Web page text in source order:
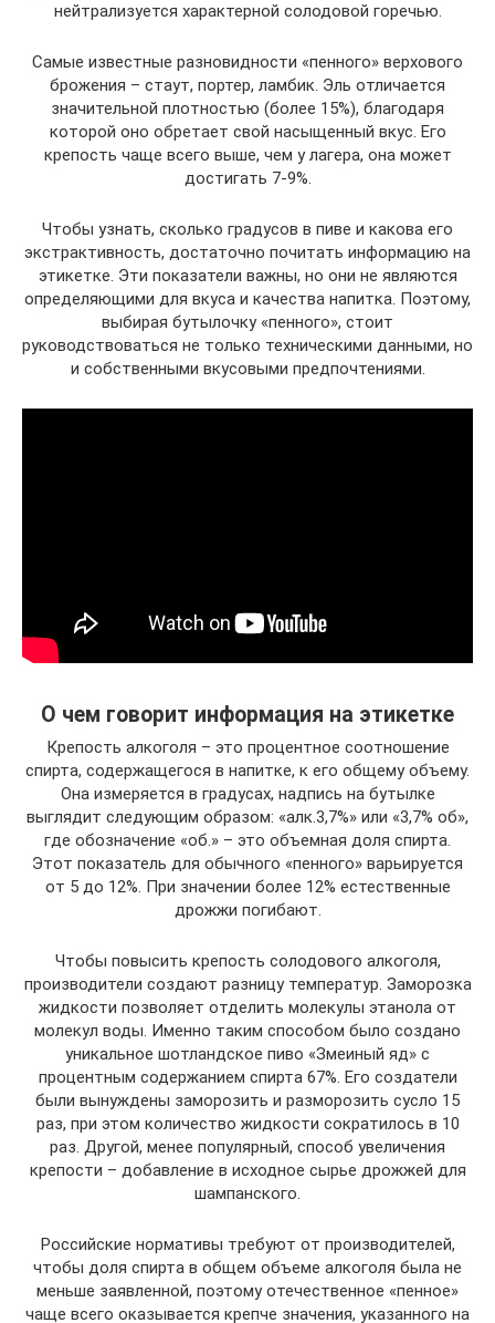
нейтрализуется характерной солодовой горечью.
Самые известные разновидности «пенного» верхового
брожения – стаут, портер, ламбик. Эль отличается
значительной плотностью (более 15%), благодаря
которой оно обретает свой насыщенный вкус. Его
крепость чаще всего выше, чем у лагера, она может
достигать 7-9%.
Чтобы узнать, сколько градусов в пиве и какова его
экстрактивность, достаточно почитать информацию на
этикетке. Эти показатели важны, но они не являются
определяющими для вкуса и качества напитка. Поэтому,
выбирая бутылочку «пенного», стоит
руководствоваться не только техническими данными, но
и собственными вкусовыми предпочтениями.
О чем говорит информация на этикетке
Крепость алкоголя – это процентное соотношение
спирта, содержащегося в напитке, к его общему объему.
Она измеряется в градусах, надпись на бутылке
выглядит следующим образом: «алк.3,7%» или «3,7% об»,
где обозначение «об.» – это объемная доля спирта.
Этот показатель для обычного «пенного» варьируется
от 5 до 12%. При значении более 12% естественные
дрожжи погибают.
Чтобы повысить крепость солодового алкоголя,
производители создают разницу температур. Заморозка
жидкости позволяет отделить молекулы этанола от
молекул воды. Именно таким способом было создано
уникальное шотландское пиво «Змеиный яд» с
процентным содержанием спирта 67%. Его создатели
были вынуждены заморозить и разморозить сусло 15
раз, при этом количество жидкости сократилось в 10
раз. Другой, менее популярный, способ увеличения
крепости – добавление в исходное сырье дрожжей для
шампанского.
Российские нормативы требуют от производителей,
чтобы доля спирта в общем объеме алкоголя была не
меньше заявленной, поэтому отечественное «пенное»
чаще всего оказывается крепче значения, указанного на